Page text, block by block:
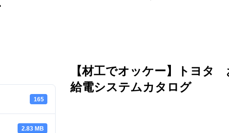
165
2.83 MB
【材工でオッケー】トヨタ
給電システムカタログ